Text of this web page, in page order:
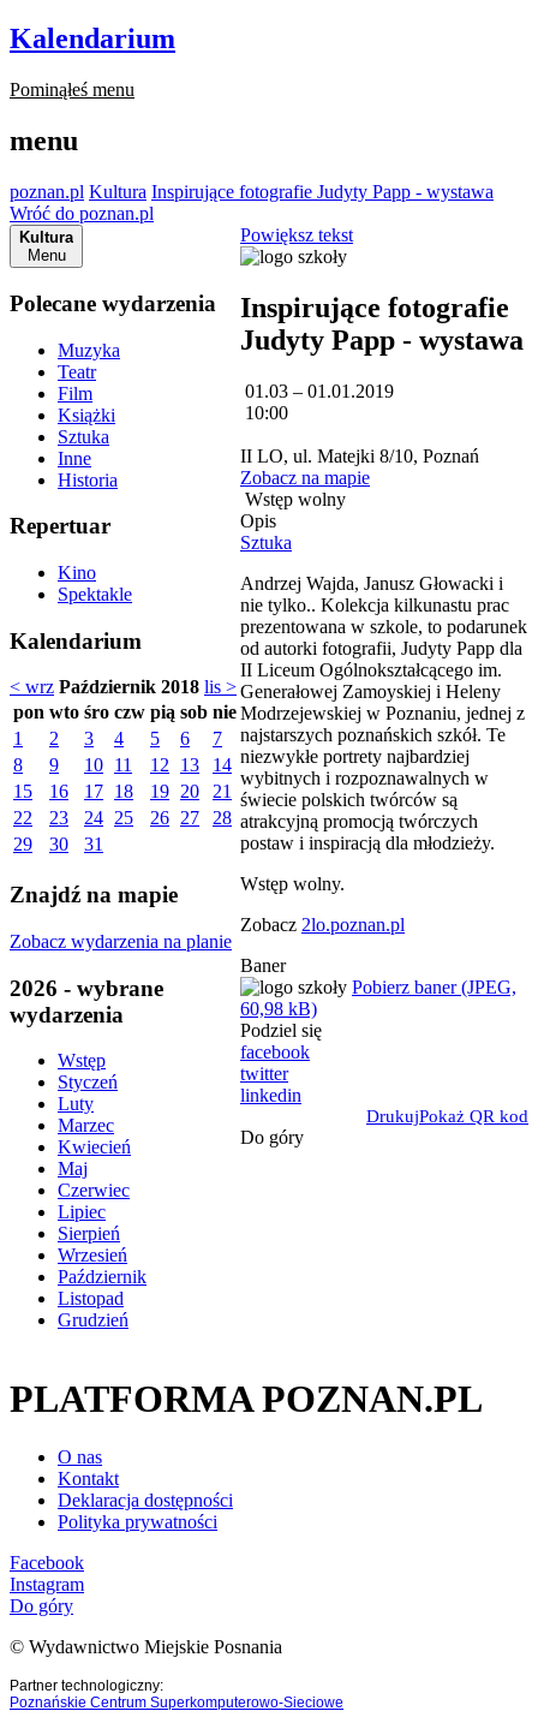
Kalendarium
Pominąłeś menu
menu
poznan.pl Kultura Inspirujące fotografie Judyty Papp - wystawa
Wróć do poznan.pl
Kultura
Menu
Polecane wydarzenia
Muzyka
Teatr
Film
Książki
Sztuka
Inne
Historia
Repertuar
Kino
Spektakle
Kalendarium
< wrz Październik 2018 lis >
pon wto śro czw pią sob nie
1
2 3 4 5 6
7
8
9 10 11 12 13
14
15
16 17 18 19 20
21
22
23 24 25 26 27
28
29
30 31
Znajdź na mapie
Zobacz wydarzenia na planie
2026 - wybrane
wydarzenia
Wstęp
Styczeń
Luty
Marzec
Kwiecień
Maj
Czerwiec
Lipiec
Sierpień
Wrzesień
Październik
Listopad
Grudzień
Powiększ tekst
Inspirujące fotografie
Judyty Papp - wystawa
01.03 – 01.01.2019
10:00
II LO, ul. Matejki 8/10, Poznań
Zobacz na mapie
Wstęp wolny
Opis
Sztuka
Andrzej Wajda, Janusz Głowacki i
nie tylko.. Kolekcja kilkunastu prac
prezentowana w szkole, to podarunek
od autorki fotografii, Judyty Papp dla
II Liceum Ogólnokształcącego im.
Generałowej Zamoyskiej i Heleny
Modrzejewskiej w Poznaniu, jednej z
najstarszych poznańskich szkół. Te
niezwykłe portrety najbardziej
wybitnych i rozpoznawalnych w
świecie polskich twórców są
atrakcyjną promocją twórczych
postaw i inspiracją dla młodzieży.
Wstęp wolny.
Zobacz 2lo.poznan.pl
Baner
Pobierz baner (JPEG,
60,98 kB)
Podziel się
facebook
twitter
linkedin
DrukujPokaż QR kod
Do góry
PLATFORMA POZNAN.PL
O nas
Kontakt
Deklaracja dostępności
Polityka prywatności
Facebook
Instagram
Do góry
© Wydawnictwo Miejskie Posnania
Partner technologiczny:
Poznańskie Centrum Superkomputerowo-Sieciowe